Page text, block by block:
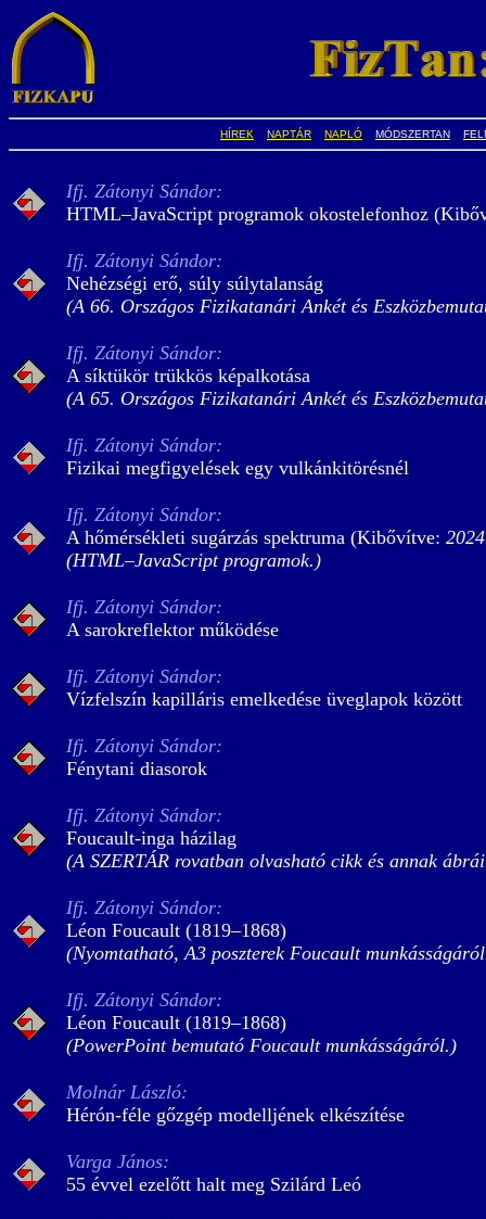
HÍREK NAPTÁR NAPLÓ MÓDSZERTAN
Ifj. Zátonyi Sándor:
HTML–JavaScript programok okostelefonhoz
Ifj. Zátonyi Sándor:
Nehézségi erő, súly súlytalanság
(A 66. Országos Fizikatanári Ankét és
Ifj. Zátonyi Sándor:
A síktükör trükkös képalkotása
(A 65. Országos Fizikatanári Ankét és
Ifj. Zátonyi Sándor:
Fizikai megfigyelések egy vulkánkitörésnél
Ifj. Zátonyi Sándor:
A hőmérsékleti sugárzás spektruma (Kibővítve:
(HTML–JavaScript programok.)
Ifj. Zátonyi Sándor:
A sarokreflektor működése
Ifj. Zátonyi Sándor:
Vízfelszín kapilláris emelkedése üveglapok között
Ifj. Zátonyi Sándor:
Fénytani diasorok
Ifj. Zátonyi Sándor:
Foucault-inga házilag
(A SZERTÁR rovatban olvasható cikk és annak
Ifj. Zátonyi Sándor:
Léon Foucault (1819–1868)
(Nyomtatható, A3 poszterek Foucault
Ifj. Zátonyi Sándor:
Léon Foucault (1819–1868)
(PowerPoint bemutató Foucault munkásságáról.)
Molnár László:
Hérón-féle gőzgép modelljének elkészítése
Varga János:
55 évvel ezelőtt halt meg Szilárd Leó